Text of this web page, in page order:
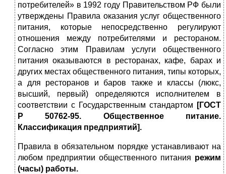
потребителей» в 1992 году Правительством РФ были
утверждены Правила оказания услуг общественного
питания, которые непосредственно регулируют
отношения между потребителями и рестораном.
Согласно этим Правилам услуги общественного
питания оказываются в ресторанах, кафе, барах и
других местах общественного питания, типы которых,
а для ресторанов и баров также и классы (люкс,
высший, первый) определяются исполнителем в
соответствии с Государственным стандартом
[ГОСТ
Р 50762-95. Общественное питание.
Классификация предприятий].
Правила в обязательном порядке устанавливают на
любом предприятии общественного питания режим
(часы) работы.